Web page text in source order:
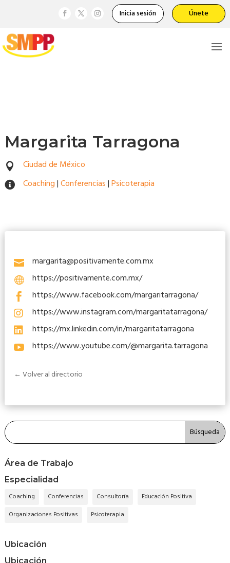
Inicia sesión Únete
Margarita Tarragona
 Ciudad de México
 Coaching|Conferencias|Psicoterapia
 margarita@positivamente.com.mx
 https://positivamente.com.mx/
 https://www.facebook.com/margaritarragona/
 https://www.instagram.com/margaritatarragona/
 https://mx.linkedin.com/in/margaritatarragona
 https://www.youtube.com/@margarita.tarragona
← Volver al directorio
Área de Trabajo
Especialidad
Coaching Conferencias Consultoría
Educación Positiva
Organizaciones Positivas
Psicoterapia
Ubicación
Ubicación